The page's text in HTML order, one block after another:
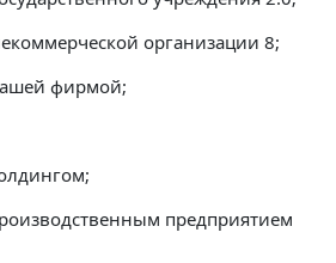
организации 8;
фирмой;
предприятием